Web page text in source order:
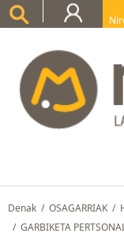
(0)
Denak / OSAGARRIAK /
/ GARBIKETA